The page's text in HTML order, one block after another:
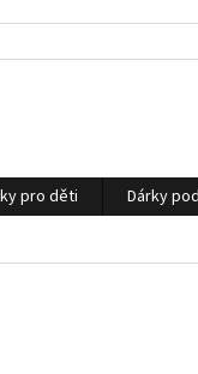
ÚDAJŮ
pro děti Dárky